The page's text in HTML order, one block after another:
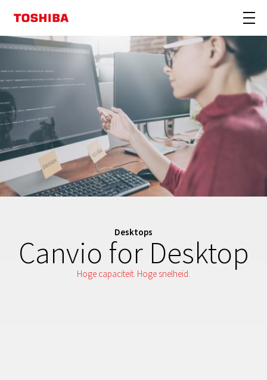
Desktops
Canvio for Desktop
Hoge capaciteit. Hoge snelheid.